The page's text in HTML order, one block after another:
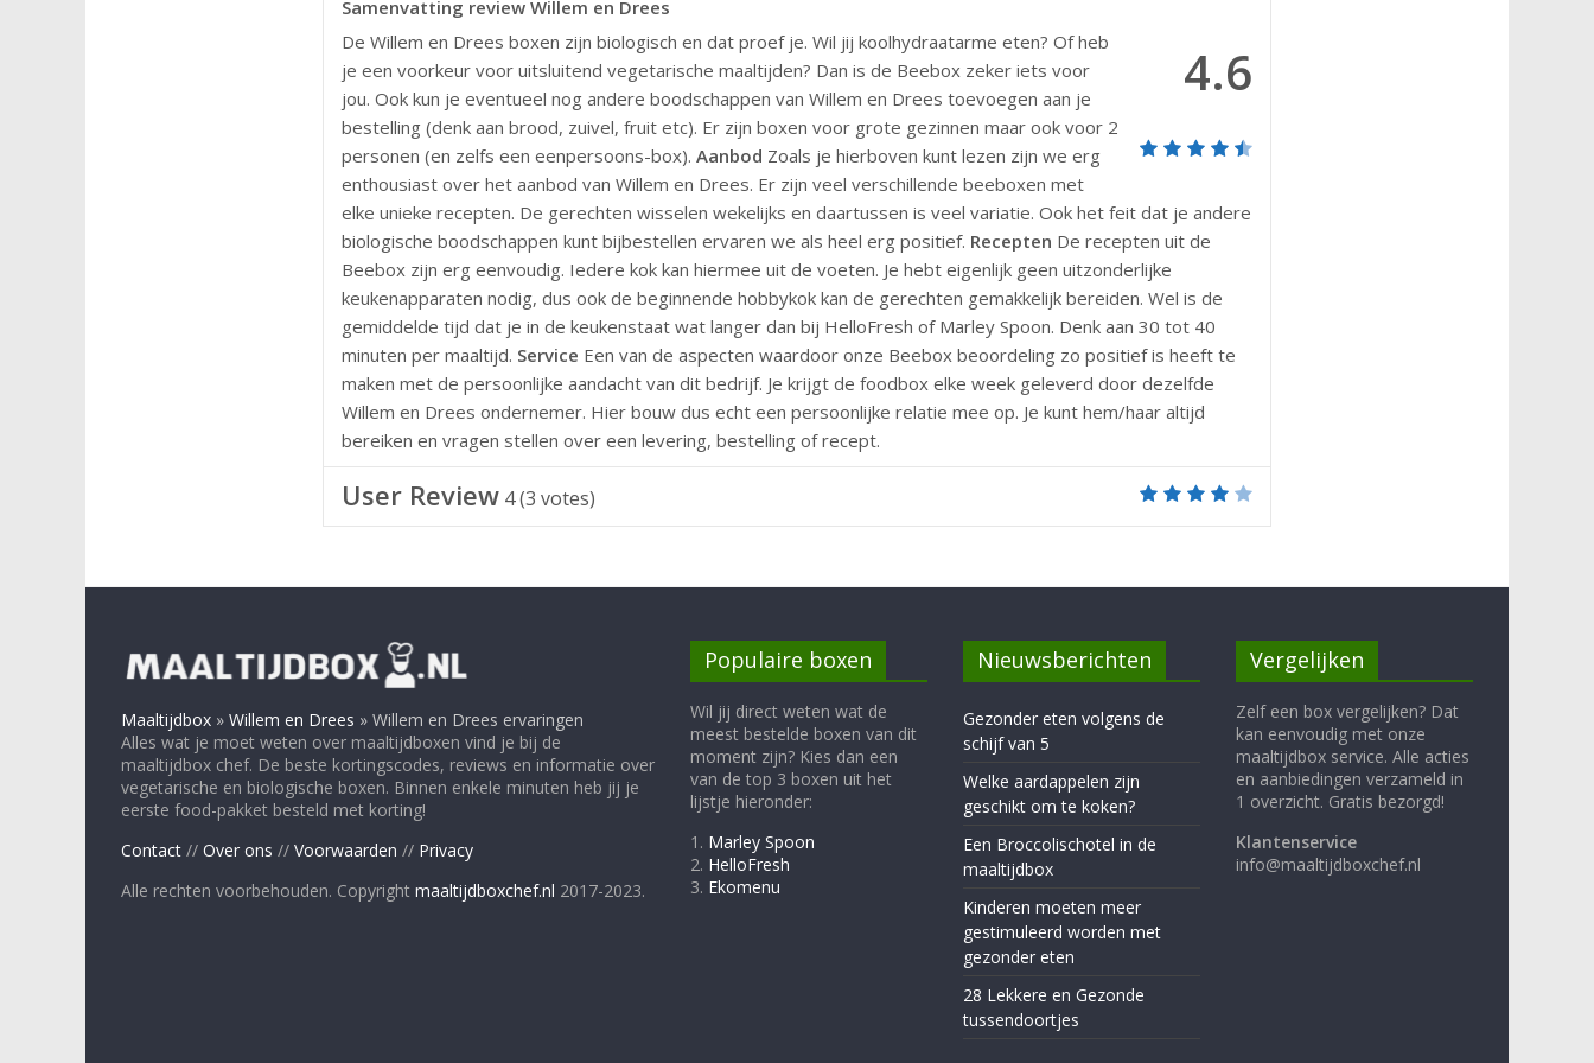
4.6
Samenvatting review Willem en Drees
De Willem en Drees boxen zijn biologisch en dat proef je. Wil jij koolhydraatarme eten? Of heb
je een voorkeur voor uitsluitend vegetarische maaltijden? Dan is de Beebox zeker iets voor
jou. Ook kun je eventueel nog andere boodschappen van Willem en Drees toevoegen aan je
bestelling (denk aan brood, zuivel, fruit etc). Er zijn boxen voor grote gezinnen maar ook voor 2
personen (en zelfs een eenpersoons-box). Aanbod Zoals je hierboven kunt lezen zijn we erg
enthousiast over het aanbod van Willem en Drees. Er zijn veel verschillende beeboxen met
elke unieke recepten. De gerechten wisselen wekelijks en daartussen is veel variatie. Ook het feit dat je andere
biologische boodschappen kunt bijbestellen ervaren we als heel erg positief. Recepten De recepten uit de
Beebox zijn erg eenvoudig. Iedere kok kan hiermee uit de voeten. Je hebt eigenlijk geen uitzonderlijke
keukenapparaten nodig, dus ook de beginnende hobbykok kan de gerechten gemakkelijk bereiden. Wel is de
gemiddelde tijd dat je in de keukenstaat wat langer dan bij HelloFresh of Marley Spoon. Denk aan 30 tot 40
minuten per maaltijd. Service Een van de aspecten waardoor onze Beebox beoordeling zo positief is heeft te
maken met de persoonlijke aandacht van dit bedrijf. Je krijgt de foodbox elke week geleverd door dezelfde
Willem en Drees ondernemer. Hier bouw dus echt een persoonlijke relatie mee op. Je kunt hem/haar altijd
bereiken en vragen stellen over een levering, bestelling of recept.
User Review 4(3 votes)
Maaltijdbox » Willem en Drees » Willem en Drees ervaringen
Alles wat je moet weten over maaltijdboxen vind je bij de
maaltijdbox chef. De beste kortingscodes, reviews en informatie over
vegetarische en biologische boxen. Binnen enkele minuten heb jij je
eerste food-pakket besteld met korting!
Contact // Over ons // Voorwaarden // Privacy
Alle rechten voorbehouden. Copyright maaltijdboxchef.nl 2017-2023.
Populaire boxen
Wil jij direct weten wat de
meest bestelde boxen van dit
moment zijn? Kies dan een
van de top 3 boxen uit het
lijstje hieronder:
1. Marley Spoon
2. HelloFresh
3. Ekomenu
Nieuwsberichten
Gezonder eten volgens de
schijf van 5
Welke aardappelen zijn
geschikt om te koken?
Een Broccolischotel in de
maaltijdbox
Kinderen moeten meer
gestimuleerd worden met
gezonder eten
28 Lekkere en Gezonde
tussendoortjes
Vergelijken
Zelf een box vergelijken? Dat
kan eenvoudig met onze
maaltijdbox service. Alle acties
en aanbiedingen verzameld in
1 overzicht. Gratis bezorgd!
Klantenservice
info@maaltijdboxchef.nl